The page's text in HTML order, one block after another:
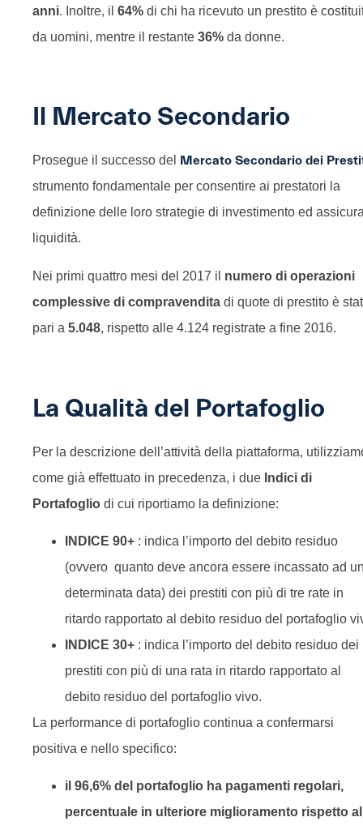
anni. Inoltre, il 64% di chi ha ricevuto un prestito è
da uomini, mentre il restante 36% da donne.
Il Mercato Secondario
Prosegue il successo del Mercato Secondario dei
strumento fondamentale per consentire ai prestatori la
definizione delle loro strategie di investimento ed
liquidità.
Nei primi quattro mesi del 2017 il numero di operazioni
complessive di compravendita di quote di prestito è
pari a 5.048, rispetto alle 4.124 registrate a fine 2016.
La Qualità del Portafoglio
Per la descrizione dell’attività della piattaforma,
come già effettuato in precedenza, i due Indici di
Portafoglio di cui riportiamo la definizione:
INDICE 90+ : indica l’importo del debito residuo
(ovvero quanto deve ancora essere incassato ad
determinata data) dei prestiti con più di tre rate in
ritardo rapportato al debito residuo del portafoglio
INDICE 30+ : indica l’importo del debito residuo dei
prestiti con più di una rata in ritardo rapportato al
debito residuo del portafoglio vivo.
La performance di portafoglio continua a confermarsi
positiva e nello specifico:
il 96,6% del portafoglio ha pagamenti regolari,
percentuale in ulteriore miglioramento rispetto al